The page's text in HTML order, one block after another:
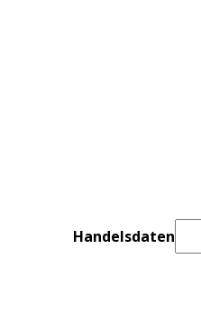
Handelsdaten